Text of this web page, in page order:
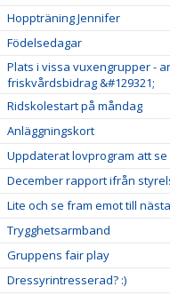
Hoppträning Jennifer
Födelsedagar
Plats i vissa vuxengrupper -
friskvårdsbidrag &#129321;
Ridskolestart på måndag
Anläggningskort
Uppdaterat lovprogram att se
December rapport ifrån
Lite och se fram emot till
Trygghetsarmband
Gruppens fair play
Dressyrintresserad? :)